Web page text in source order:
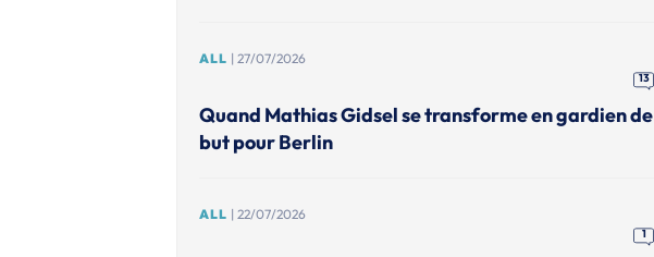
ALL | 27/07/2026
13
Quand Mathias Gidsel se transforme en gardien de
but pour Berlin
ALL | 22/07/2026
1